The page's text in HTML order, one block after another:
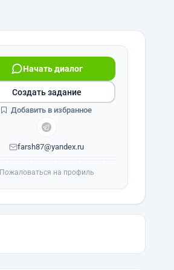
Начать диалог
farsh87@yandex.ru
Создать задание
Добавить в избранное
Пожаловаться на профиль